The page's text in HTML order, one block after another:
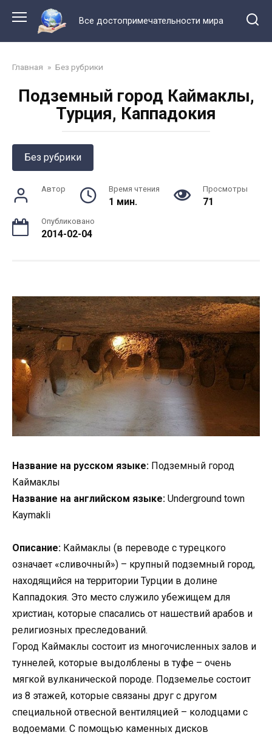
контенту
Все достопримечательности мира
Главная » Без рубрики
Подземный город Каймаклы,
Турция, Каппадокия
Без рубрики
Автор Время чтения
1 мин.
Просмотры
71
Опубликовано
2014-02-04
Название на русском языке: Подземный город
Каймаклы
Название на английском языке: Underground town
Kaymakli
Описание: Каймаклы (в переводе с турецкого
означает «сливочный») – крупный подземный город,
находящийся на территории Турции в долине
Каппадокия. Это место служило убежищем для
христиан, которые спасались от нашествий арабов и
религиозных преследований.
Город Каймаклы состоит из многочисленных залов и
туннелей, которые выдолблены в туфе – очень
мягкой вулканической породе. Подземелье состоит
из 8 этажей, которые связаны друг с другом
специальной отвесной вентиляцией – колодцами с
водоемами. С помощью каменных дисков